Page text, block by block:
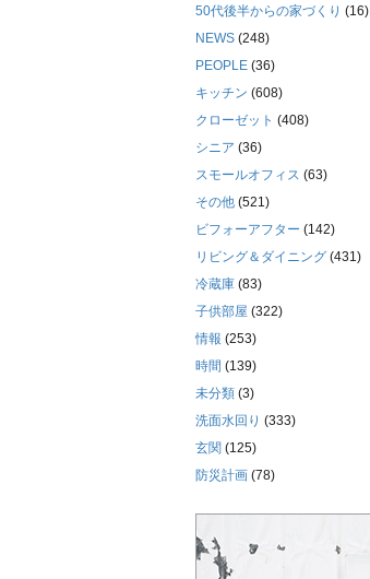
50代後半からの家づくり (16)
NEWS (248)
PEOPLE (36)
キッチン (608)
クローゼット (408)
シニア (36)
スモールオフィス (63)
その他 (521)
ビフォーアフター (142)
リビング＆ダイニング (431)
冷蔵庫 (83)
子供部屋 (322)
情報 (253)
時間 (139)
未分類 (3)
洗面水回り (333)
玄関 (125)
防災計画 (78)